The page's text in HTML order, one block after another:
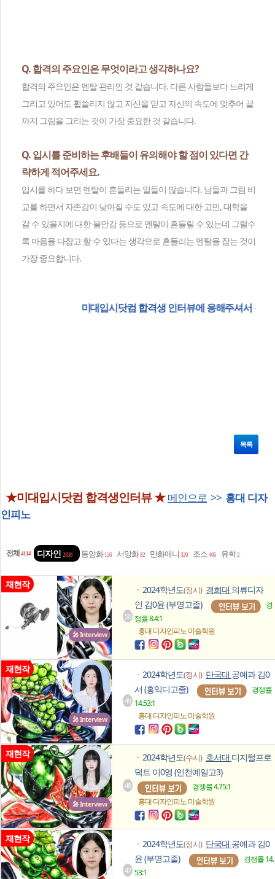
Q. 합격의 주요인은 무엇이라고 생각하나요?
합격의 주요인은 멘탈 관리인 것 같습니다. 다른 사람들보다 느리게
그리고 있어도 휩쓸리지 않고 자신을 믿고 자신의 속도에 맞추어 끝
까지 그림을 그리는 것이 가장 중요한 것 같습니다.
Q. 입시를 준비하는 후배들이 유의해야 할 점이 있다면 간
략하게 적어주세요.
입시를 하다 보면 멘탈이 흔들리는 일들이 많습니다. 남들과 그림 비
교를 하면서 자존감이 낮아질 수도 있고 속도에 대한 고민, 대학을
갈 수 있을지에 대한 불안감 등으로 멘탈이 흔들릴 수 있는데 그럴수
록 마음을 다잡고 할 수 있다는 생각으로 흔들리는 멘탈을 잡는 것이
가장 중요합니다.
미대입시닷컴 합격생 인터뷰에 응해주셔서 감사드립니다. 멋
목록
★미대입시닷컴 합격생인터뷰 ★메인으로 >> 홍대 디자
인피노
전체 4114 디자인 2838 동양화 126 서양화82 만화애니 320 조소 405 유학2
🎤 Interview
재현작
50
ㆍ 2024학년도(정시) 경희대 의류디자
인 김0윤 (부명고졸)
경
쟁률 8.4:1
홍대 디자인피노미술학원
🎤 Interview
재현작
49
ㆍ 2024학년도(정시) 단국대 공예과 김0
서 (홍익디고졸)
경쟁률
14.53:1
홍대 디자인피노미술학원
🎤 Interview
재현작
48
ㆍ 2024학년도(수시) 호서대 디지털프로
덕트 이0영 (인천예일고3)
경쟁률 4.75:1
홍대 디자인피노미술학원
재현작
47
ㆍ 2024학년도(정시) 단국대 공예과 김0
윤 (부명고졸)
경쟁률 14.
53:1